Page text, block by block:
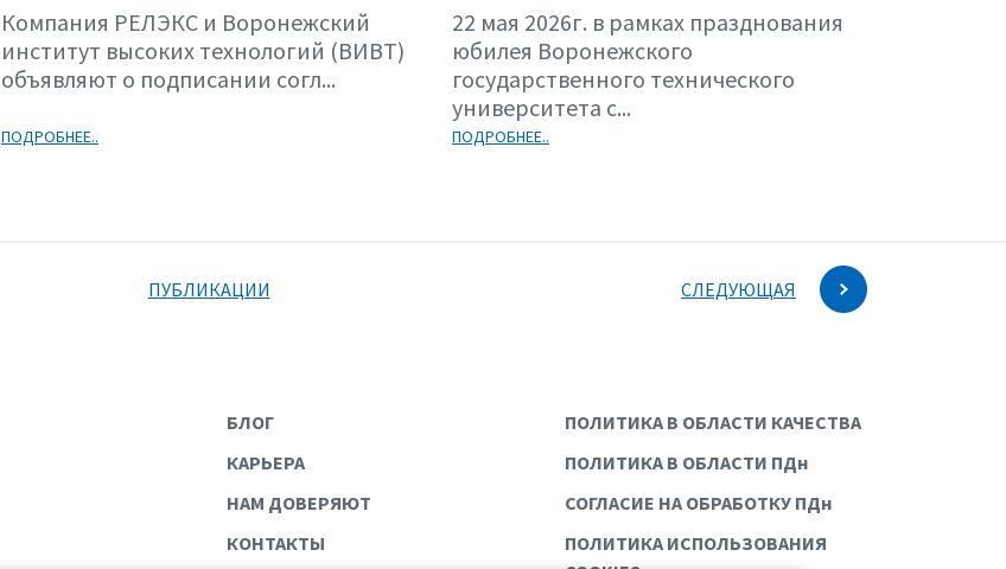
Компания РЕЛЭКС и Воронежский
институт высоких технологий (ВИВТ)
объявляют о подписании согл...
ПОДРОБНЕЕ..
22 мая 2026г. в рамках празднования
юбилея Воронежского
государственного технического
университета с...
ПОДРОБНЕЕ..
ПУБЛИКАЦИИ СЛЕДУЮЩАЯ
БЛОГ
КАРЬЕРА
НАМ ДОВЕРЯЮТ
КОНТАКТЫ
ПОЛИТИКА В ОБЛАСТИ КАЧЕСТВА
ПОЛИТИКА В ОБЛАСТИ ПДн
СОГЛАСИЕ НА ОБРАБОТКУ ПДн
ПОЛИТИКА ИСПОЛЬЗОВАНИЯ